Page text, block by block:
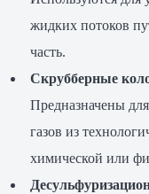
жидких потоков
часть.
Скрубберные
Предназначены
газов из
химической или